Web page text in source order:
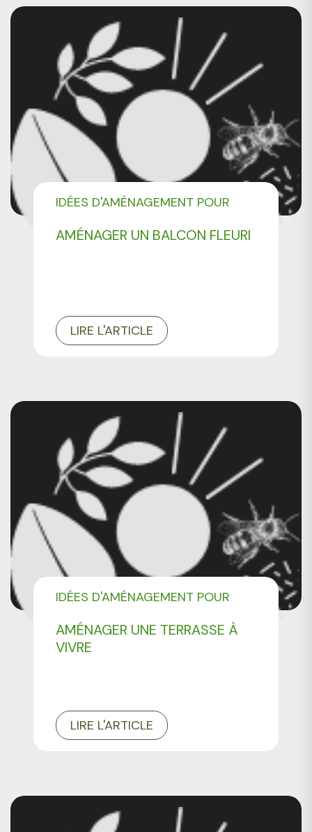
AMÉNAGER UN BALCON FLEURI
IDÉES D'AMÉNAGEMENT POUR
LIRE L'ARTICLE
AMÉNAGER UNE TERRASSE À
VIVRE
IDÉES D'AMÉNAGEMENT POUR
LIRE L'ARTICLE